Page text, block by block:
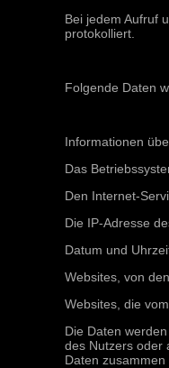
Bei jedem Aufruf
protokolliert.
Folgende Daten
Informationen
Das
Den Internet-
Die IP-Adresse
Datum und
Websites, von
Websites, die
Die Daten
des Nutzers oder
Daten